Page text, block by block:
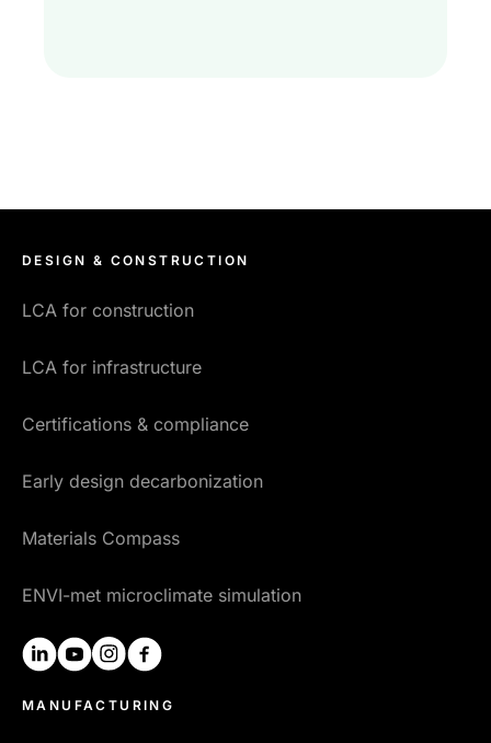
DESIGN & CONSTRUCTION
LCA for construction
LCA for infrastructure
Certifications & compliance
Early design decarbonization
Materials Compass
ENVI-met microclimate simulation
linkedinyoutubeinstagram
MANUFACTURING